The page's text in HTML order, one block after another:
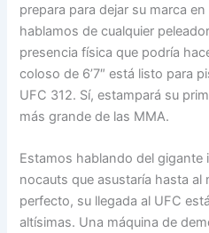
prepara para dejar su marca
hablamos de cualquier
presencia física que podría
coloso de 6’7″ está listo para
UFC 312. Sí, estampará su
más grande de las MMA.
Estamos hablando del
nocauts que asustaría hasta al
perfecto, su llegada al UFC
altísimas. Una máquina de